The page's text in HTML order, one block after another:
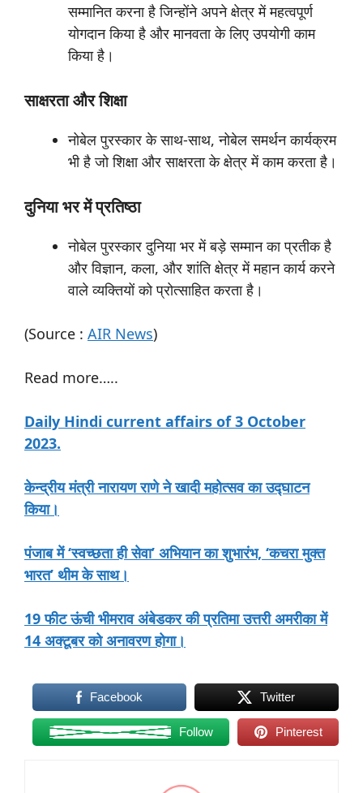
सम्मानित करना है जिन्होंने अपने क्षेत्र में महत्वपूर्ण
योगदान किया है और मानवता के लिए उपयोगी काम
किया है।
साक्षरताऔरशिक्षा
नोबेल पुरस्कार के साथ-साथ, नोबेल समर्थन कार्यक्रम
भी है जो शिक्षा और साक्षरता के क्षेत्र में काम करता है।
दुनियाभरमेंप्रतिष्ठा
नोबेल पुरस्कार दुनिया भर में बड़े सम्मान का प्रतीक है
और विज्ञान, कला, और शांति क्षेत्र में महान कार्य करने
वाले व्यक्तियों को प्रोत्साहित करता है।
(Source : AIR News)
Read more…..
Daily Hindi current affairs of 3 October
2023.
केन्द्रीय मंत्री नारायण राणे ने खादी महोत्सव का उद्घाटन
किया।
पंजाब में ‘स्वच्छता ही सेवा’ अभियान का शुभारंभ, ‘कचरा मुक्त
भारत’ थीम के साथ।
19 फीट ऊंची भीमराव अंबेडकर की प्रतिमा उत्तरी अमरीका में
14 अक्टूबर को अनावरण होगा।
Facebook Twitter
Follow Pinterest